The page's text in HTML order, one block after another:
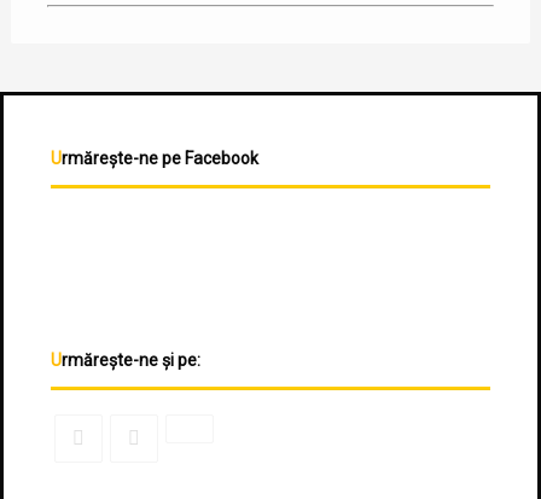
Urmărește-ne pe Facebook
Urmărește-ne și pe: